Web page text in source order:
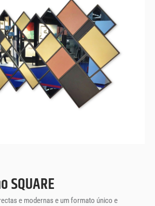
SQUARE
Espelho
SQUARE
e modernas e um formato único e